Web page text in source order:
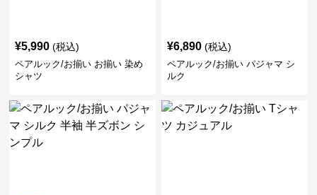
¥5,990 (税込)
ペアルック/お揃い お揃い 染め
シャツ
¥6,890 (税込)
ペアルック/お揃い パジャマ シ
ルク